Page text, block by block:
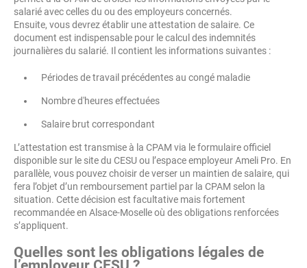
salarié avec celles du ou des employeurs concernés.
Ensuite, vous devrez établir une attestation de salaire. Ce
document est indispensable pour le calcul des indemnités
journalières du salarié. Il contient les informations suivantes :
Périodes de travail précédentes au congé maladie
Nombre d'heures effectuées
Salaire brut correspondant
L’attestation est transmise à la CPAM via le formulaire officiel
disponible sur le site du CESU ou l’espace employeur Ameli Pro. En
parallèle, vous pouvez choisir de verser un maintien de salaire, qui
fera l’objet d’un remboursement partiel par la CPAM selon la
situation. Cette décision est facultative mais fortement
recommandée en Alsace-Moselle où des obligations renforcées
s’appliquent.
Quelles sont les obligations légales de